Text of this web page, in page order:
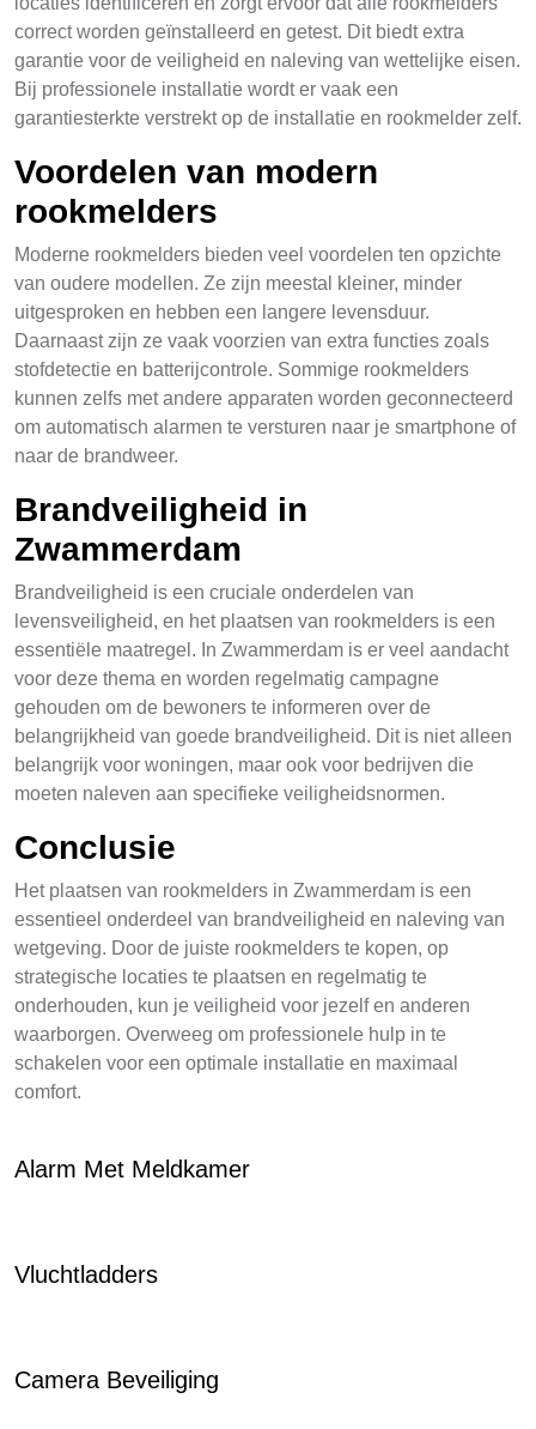
correct worden geïnstalleerd en getest. Dit biedt extra
garantie voor de veiligheid en naleving van wettelijke eisen.
Bij professionele installatie wordt er vaak een
garantiesterkte verstrekt op de installatie en rookmelder zelf.
Voordelen van modern
rookmelders
Moderne rookmelders bieden veel voordelen ten opzichte
van oudere modellen. Ze zijn meestal kleiner, minder
uitgesproken en hebben een langere levensduur.
Daarnaast zijn ze vaak voorzien van extra functies zoals
stofdetectie en batterijcontrole. Sommige rookmelders
kunnen zelfs met andere apparaten worden geconnecteerd
om automatisch alarmen te versturen naar je smartphone of
naar de brandweer.
Brandveiligheid in
Zwammerdam
Brandveiligheid is een cruciale onderdelen van
levensveiligheid, en het plaatsen van rookmelders is een
essentiële maatregel. In Zwammerdam is er veel aandacht
voor deze thema en worden regelmatig campagne
gehouden om de bewoners te informeren over de
belangrijkheid van goede brandveiligheid. Dit is niet alleen
belangrijk voor woningen, maar ook voor bedrijven die
moeten naleven aan specifieke veiligheidsnormen.
Conclusie
Het plaatsen van rookmelders in Zwammerdam is een
essentieel onderdeel van brandveiligheid en naleving van
wetgeving. Door de juiste rookmelders te kopen, op
strategische locaties te plaatsen en regelmatig te
onderhouden, kun je veiligheid voor jezelf en anderen
waarborgen. Overweeg om professionele hulp in te
schakelen voor een optimale installatie en maximaal
comfort.
Alarm Met Meldkamer
Vluchtladders
Camera Beveiliging